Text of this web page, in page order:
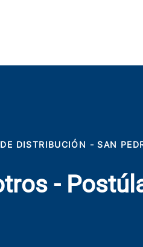
DISTRIBUCIÓN - SAN
-